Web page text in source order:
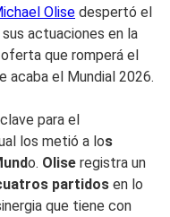
Olise despertó el
actuaciones en la
que romperá el
acaba el Mundial 2026.
para el
los metió a los
o. Olise registra un
partidos en lo
que tiene con